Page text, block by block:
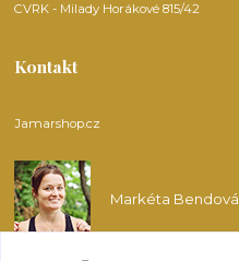
CVRK - Milady Horákové 815/42
Kontakt
Jamarshop.cz
Markéta Bendová